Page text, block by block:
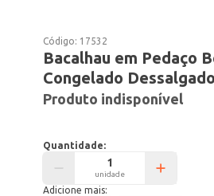
Código: 17532
Bacalhau em Pedaço
Congelado
Produto indisponível
Quantidade:
unidade
Adicione mais: